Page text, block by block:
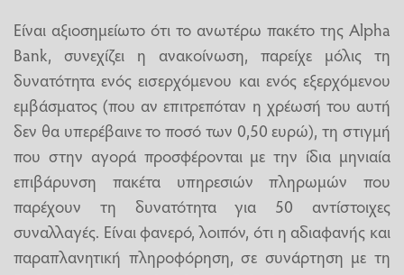
Είναι αξιοσημείωτο ότι το ανωτέρω πακέτο της Alpha
Bank, συνεχίζει η ανακοίνωση, παρείχε μόλις τη
δυνατότητα ενός εισερχόμενου και ενός εξερχόμενου
εμβάσματος (που αν επιτρεπόταν η χρέωσή του αυτή
δεν θα υπερέβαινε το ποσό των 0,50 ευρώ), τη στιγμή
που στην αγορά προσφέρονται με την ίδια μηνιαία
επιβάρυνση πακέτα υπηρεσιών πληρωμών που
παρέχουν τη δυνατότητα για 50 αντίστοιχες
συναλλαγές. Είναι φανερό, λοιπόν, ότι η αδιαφανής και
παραπλανητική πληροφόρηση, σε συνάρτηση με τη